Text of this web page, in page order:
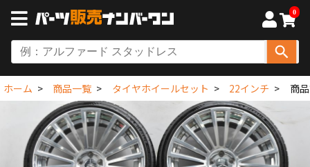
0
ホーム 商品一覧 タイヤホイールセット 22インチ 商